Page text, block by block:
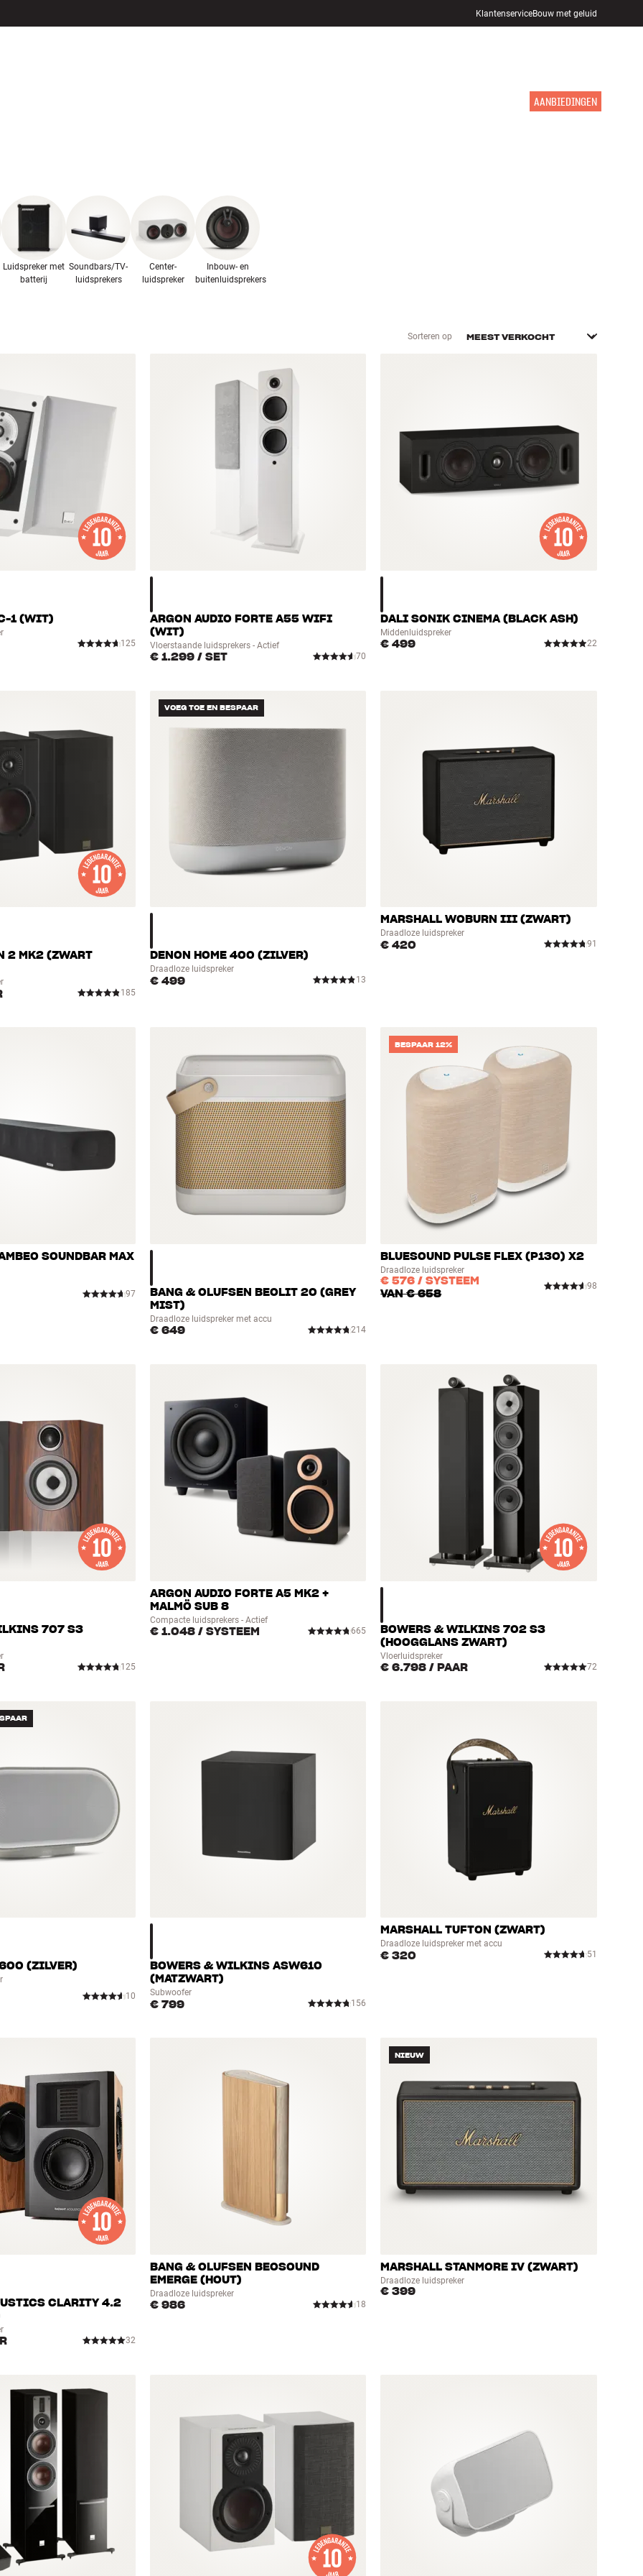
KlantenserviceBouw met geluid
AANBIEDINGEN
Luidspreker met
batterij
Soundbars/TV-
luidsprekers
Center-
luidspreker
Inbouw- en
buitenluidsprekers
Sorteren op
1 (WIT)
125
ARGON AUDIO FORTE A55 WIFI
(WIT)
Vloerstaande luidsprekers - Actief
€ 1.299/ SET 70
DALI SONIK CINEMA (BLACK ASH)
Middenluidspreker
€ 499 22
2 MK2 (ZWART
185
VOEG TOE EN BESPAAR
DENON HOME 400 (ZILVER)
Draadloze luidspreker
€ 499 13
MARSHALL WOBURN III (ZWART)
Draadloze luidspreker
€ 420 91
SOUNDBAR MAX
97
BANG & OLUFSEN BEOLIT 20 (GREY
MIST)
Draadloze luidspreker met accu
€ 649 214
BESPAAR 12%
BLUESOUND PULSE FLEX (P130) X2
Draadloze luidspreker
€ 576 / SYSTEEM
VAN€ 658
98
707 S3
125
ARGON AUDIO FORTE A5 MK2 +
MALMÖ SUB 8
Compacte luidsprekers - Actief
€ 1.048/ SYSTEEM 665
BOWERS & WILKINS 702 S3
(HOOGGLANS ZWART)
Vloerluidspreker
€ 6.798 / PAAR 72
600 (ZILVER)
10
BOWERS & WILKINS ASW610
(MATZWART)
Subwoofer
€ 799 156
MARSHALL TUFTON (ZWART)
Draadloze luidspreker met accu
€ 320 51
CLARITY 4.2
32
BANG & OLUFSEN BEOSOUND
EMERGE (HOUT)
Draadloze luidspreker
€ 986 18
NIEUW
MARSHALL STANMORE IV (ZWART)
Draadloze luidspreker
€ 399